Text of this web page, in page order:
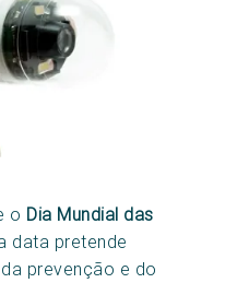
o Dia Mundial das
data pretende
prevenção e do